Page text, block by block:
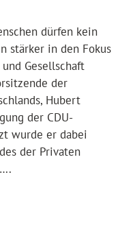
dürfen kein
stärker in den Fokus
Gesellschaft
der
Hubert
der CDU-
wurde er dabei
der Privaten